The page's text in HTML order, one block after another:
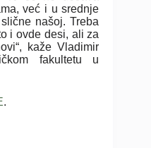
već i u srednje
našoj. Treba
i ovde desi, ali za
kaže Vladimir
fakultetu u
.